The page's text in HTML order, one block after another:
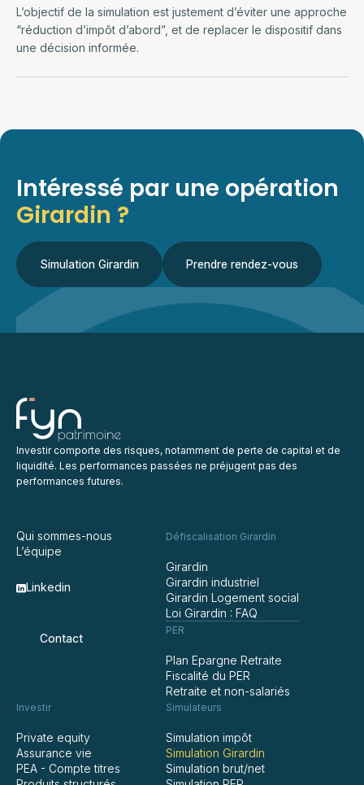
L’objectif de la simulation est justement d’éviter une approche
“réduction d’impôt d’abord”, et de replacer le dispositif dans
une décision informée.
Intéressé par une opération
Girardin ?
Simulation Girardin Prendre rendez-vous
Investir comporte des risques, notamment de perte de capital et de
liquidité. Les performances passées ne préjugent pas des
performances futures.
Qui sommes-nous
L’équipe
Linkedin
Contact
Défiscalisation Girardin
Girardin
Girardin industriel
Girardin Logement social
Loi Girardin : FAQ
PER
Plan Epargne Retraite
Fiscalité du PER
Retraite et non-salariés
Investir
Private equity
Assurance vie
PEA - Compte titres
Simulateurs
Simulation impôt
Simulation Girardin
Simulation brut/net